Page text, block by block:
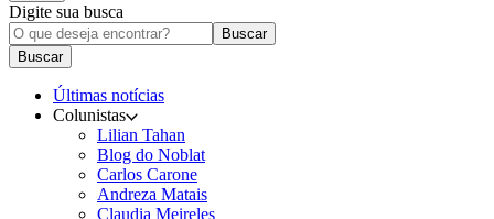
Digite sua busca
Buscar
Buscar
Últimas notícias
Colunistas
Lilian Tahan
Blog do Noblat
Carlos Carone
Andreza Matais
Claudia Meireles